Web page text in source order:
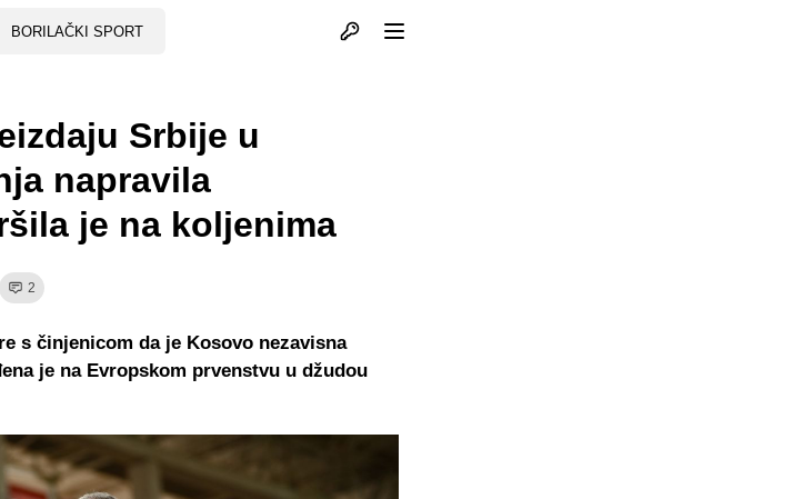
BORILAČKI SPORT Otvori profil
Srbije u
napravila
je na koljenima
2
s činjenicom da je Kosovo nezavisna
je na Evropskom prvenstvu u džudou